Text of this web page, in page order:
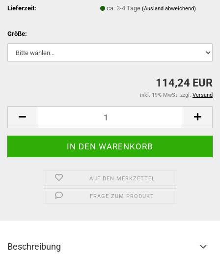
Lieferzeit:
ca. 3-4 Tage(Ausland abweichend)
Größe:
114,24 EUR
inkl. 19% MwSt. zzgl. Versand
AUF DEN MERKZETTEL
FRAGE ZUM PRODUKT
Beschreibung